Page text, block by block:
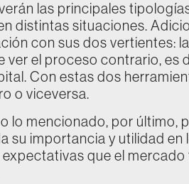
las principales
distintas situaciones.
con sus dos vertientes:
ver el proceso contrario, es
Con estas dos
o viceversa.
lo mencionado, por último,
su importancia y utilidad en
que el mercado